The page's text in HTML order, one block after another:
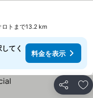
ロトまで13.2 km
てく
料金を表示
シェア お